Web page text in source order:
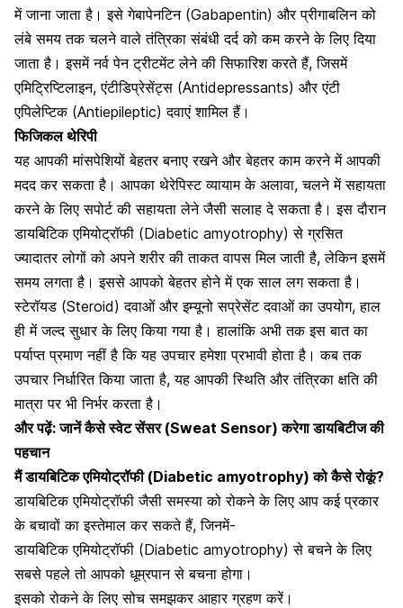
में जाना जाता है। इसेगेबापेनटिन (Gabapentin) और प्रीगाबलिन को
लंबे समय तक चलने वाले तंत्रिका संबंधी दर्द को कम करने के लिए दिया
जाता है। इसमें नर्व पेन ट्रीटमेंट लेने की सिफारिश करते हैं, जिसमें
एमिट्रिप्टिलाइन, एंटीडिप्रेसेंट्स (Antidepressants) और एंटी
एपिलेप्टिक (Antiepileptic)दवाएं शामिल हैं।
फिजिकल थेरिपी
यह आपकी मांसपेशियों बेहतर बनाए रखने और बेहतर काम करने में आपकी
मदद कर सकता है। आपका थेरेपिस्ट व्यायाम के अलावा, चलने में सहायता
करने के लिए सपोर्ट की सहायता लेनेजैसी सलाह दे सकता है। इस दौरान
डायबिटिक एमियोट्रॉफी (Diabetic amyotrophy) से ग्रसित
ज्यादातर लोगों को अपने शरीर की ताकत वापस मिल जाती है, लेकिन इसमें
समय लगता है। इससे आपको बेहतर होने में एक साल लग सकता है।
स्टेरॉयड (Steroid) दवाओं और इम्यूनो सप्रेसेंट दवाओं का उपयोग, हाल
ही में जल्द सुधार के लिए किया गया है। हालांकि अभी तक इस बात का
पर्याप्त प्रमाण नहीं है कि यह उपचार हमेशा प्रभावी होता है। कब तक
उपचार निर्धारित किया जाता है, यह आपकी स्थिति और तंत्रिका क्षति की
मात्रा पर भी निर्भर करता है।
और पढ़ें:जानें कैसे स्वेट सेंसर (Sweat Sensor) करेगा डायबिटीज की
पहचान
मैं डायबिटिक एमियोट्रॉफी (Diabetic amyotrophy) को कैसे रोकूं?
डायबिटिक एमियोट्रॉफी जैसी समस्या को रोकने के लिए आप कई प्रकार
के बचावों का इस्तेमाल कर सकते हैं, जिनमें-
डायबिटिक एमियोट्रॉफी (Diabetic amyotrophy) से बचने के लिए
सबसे पहले तो आपको धूम्रपान से बचना होगा।
इसको रोकने के लिए सोच समझकर आहार ग्रहण करें।